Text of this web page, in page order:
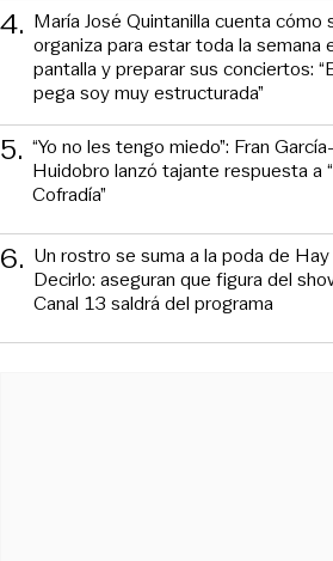
4. María José Quintanilla cuenta cómo
organiza para estar toda la semana
pantalla y preparar sus conciertos:
pega soy muy estructurada”
5. “Yo no les tengo miedo”: Fran García-
Huidobro lanzó tajante respuesta a
Cofradía”
6. Un rostro se suma a la poda de
Decirlo: aseguran que figura del
Canal 13 saldrá del programa